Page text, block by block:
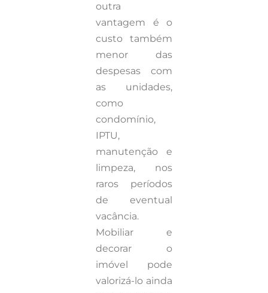
outra
vantagem é o
custo também
menor das
despesas com
as unidades,
como
condomínio,
IPTU,
manutenção e
limpeza, nos
raros períodos
de eventual
vacância.
Mobiliar e
decorar o
imóvel pode
valorizá-lo ainda